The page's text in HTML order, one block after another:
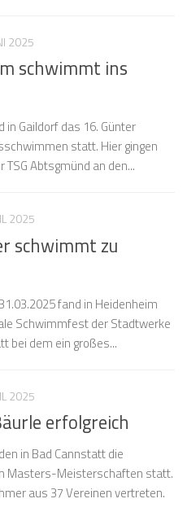
2025
schwimmt ins
in Gaildorf das 16. Günter
statt. Hier gingen
Abtsgmünd an den...
2025
schwimmt zu
fand in Heidenheim
Schwimmfest der Stadtwerke
bei dem ein großes...
2025
erfolgreich
in Bad Cannstatt die
Masters-Meisterschaften statt.
aus 37 Vereinen vertreten.